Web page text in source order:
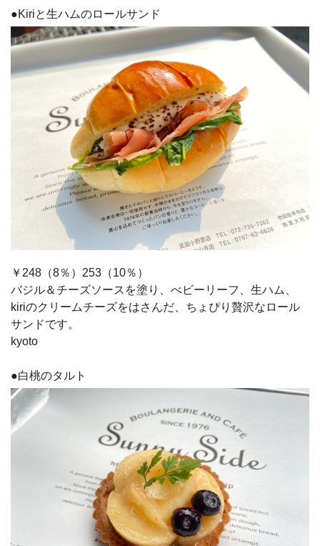
●Kiriと生ハムのロールサンド
￥248（8％）253（10％）
バジル＆チーズソースを塗り、べビーリーフ、生ハム、
kiriのクリームチーズをはさんだ、ちょぴり贅沢なロール
サンドです。
kyoto
●白桃のタルト